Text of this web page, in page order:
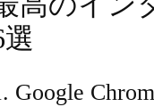
選
Google